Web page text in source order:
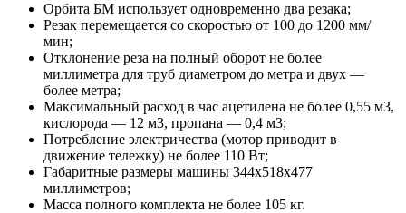
Орбита БМ использует одновременно два резака;
Резак перемещается со скоростью от 100 до 1200 мм/
мин;
Отклонение реза на полный оборот не более
миллиметра для труб диаметром до метра и двух —
более метра;
Максимальный расход в час ацетилена не более 0,55 м3,
кислорода — 12 м3, пропана — 0,4 м3;
Потребление электричества (мотор приводит в
движение тележку) не более 110 Вт;
Габаритные размеры машины 344х518х477
миллиметров;
Масса полного комплекта не более 105 кг.